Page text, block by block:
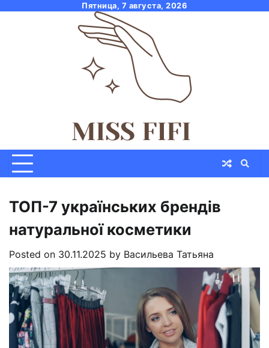
Пятница, 7 августа, 2026
ТОП-7 українських брендів
натуральної косметики
Posted on 30.11.2025 by Васильева Татьяна